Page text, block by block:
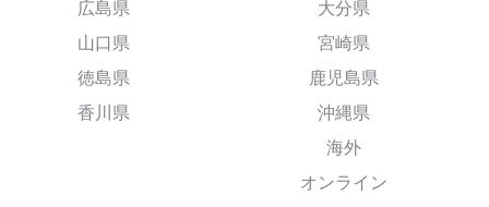
広島県
山口県
徳島県
香川県
大分県
宮崎県
鹿児島県
沖縄県
海外
オンライン